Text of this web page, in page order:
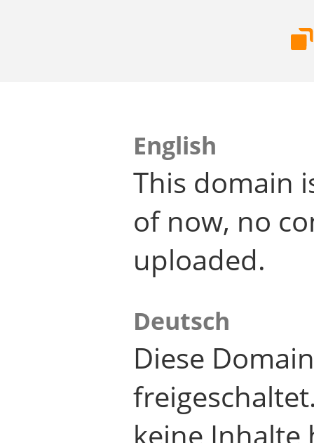
English
This domain
of now, no
uploaded.
Deutsch
Diese
keine Inhalte